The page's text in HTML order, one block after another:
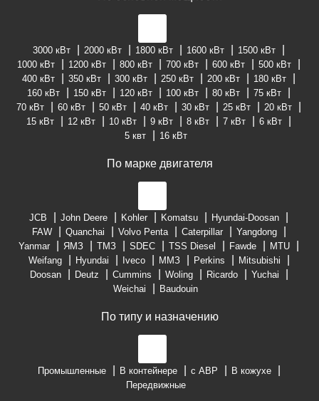
3000 кВт 2000 кВт 1800 кВт 1600 кВт
1500 кВт
1000 кВт
1200 кВт 800 кВт 700 кВт 600 кВт
500 кВт
400 кВт
350 кВт 300 кВт 250 кВт 200 кВт
180 кВт
160 кВт
150 кВт 120 кВт 100 кВт 80 кВт
75 кВт
70 кВт
60 кВт 50 кВт 40 кВт 30 кВт 25 кВт
20 кВт
15 кВт
12 кВт 10 кВт 9 кВт 8 кВт 7 кВт
6 кВт
5 квт
16 кВт
По марке двигателя
JCB John Deere Kohler Komatsu
Hyundai-Doosan
FAW
Quanchai Volvo Penta Caterpillar
Yangdong
Yanmar
ЯМЗ ТМЗ SDEC TSS Diesel Fawde
MTU
Weifang
Hyundai Iveco ММЗ Perkins
Mitsubishi
Doosan
Deutz Cummins Woling Ricardo
Yuchai
Weichai
Baudouin
По типу и назначению
Промышленные В контейнере с АВР
В кожухе
Передвижные